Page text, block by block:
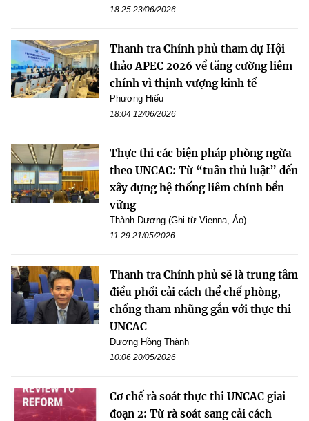
18:25 23/06/2026
Thanh tra Chính phủ tham dự Hội
thảo APEC 2026 về tăng cường liêm
chính vì thịnh vượng kinh tế
Phương Hiếu
18:04 12/06/2026
Thực thi các biện pháp phòng ngừa
theo UNCAC: Từ “tuân thủ luật” đến
xây dựng hệ thống liêm chính bền
vững
Thành Dương (Ghi từ Vienna, Áo)
11:29 21/05/2026
Thanh tra Chính phủ sẽ là trung tâm
điều phối cải cách thể chế phòng,
chống tham nhũng gắn với thực thi
UNCAC
Dương Hồng Thành
10:06 20/05/2026
Cơ chế rà soát thực thi UNCAC giai
đoạn 2: Từ rà soát sang cải cách